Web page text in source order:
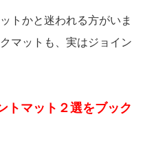
トかと迷われる方がいま
マットも、実はジョイン
トマット２選をブック